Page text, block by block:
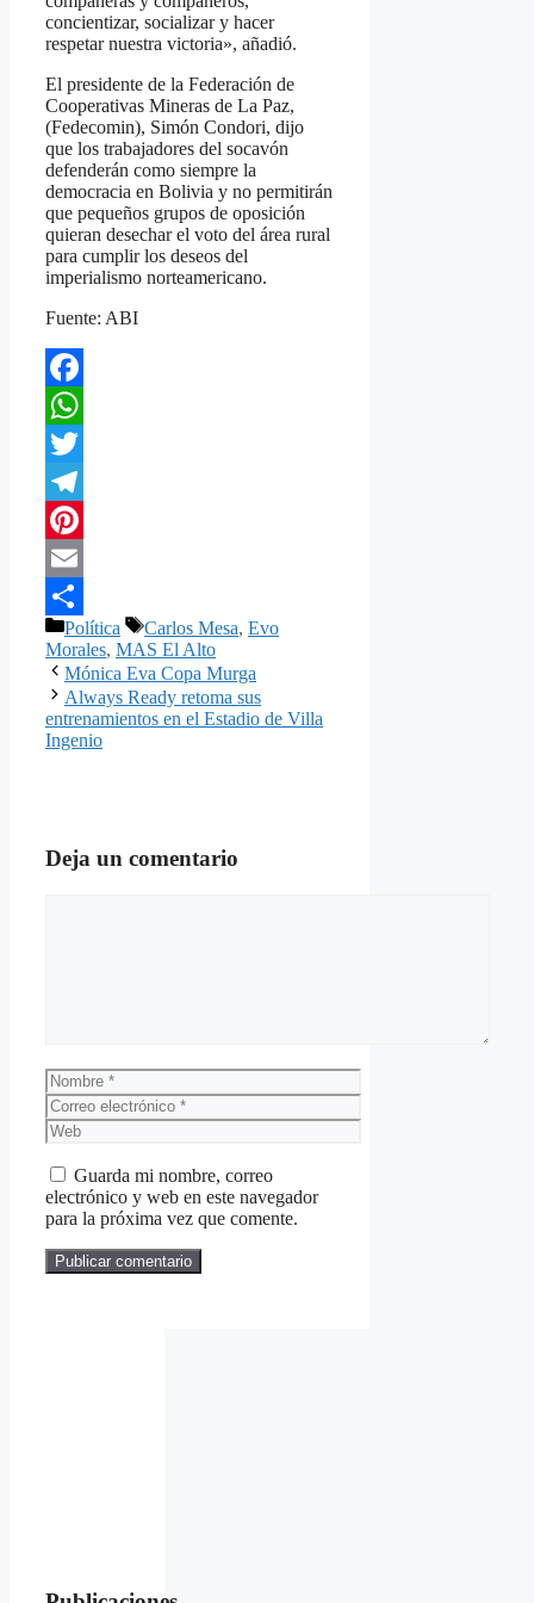
concientizar, socializar y hacer
respetar nuestra victoria», añadió.
El presidente de la Federación de
Cooperativas Mineras de La Paz,
(Fedecomin), Simón Condori, dijo
que los trabajadores del socavón
defenderán como siempre la
democracia en Bolivia y no permitirán
que pequeños grupos de oposición
quieran desechar el voto del área rural
para cumplir los deseos del
imperialismo norteamericano.
Fuente: ABI
Facebook
WhatsApp
Twitter
Telegram
Pinterest
Email
Compartir
Categorías
Política Etiquetas
Carlos Mesa, Evo
Morales, MAS El Alto
Mónica Eva Copa Murga
Always Ready retoma sus
entrenamientos en el Estadio de Villa
Ingenio
Deja un comentario
Nombre
Correo
electrónico
Web
Guarda mi nombre, correo
electrónico y web en este navegador
para la próxima vez que comente.